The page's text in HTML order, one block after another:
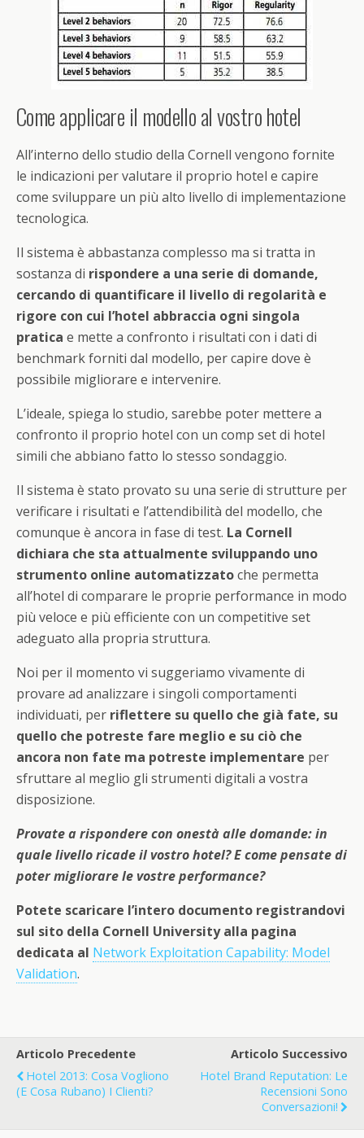
Come applicare il modello al vostro hotel
All’interno dello studio della Cornell vengono fornite
le indicazioni per valutare il proprio hotel e capire
come sviluppare un più alto livello di implementazione
tecnologica.
Il sistema è abbastanza complesso ma si tratta in
sostanza di rispondere a una serie di domande,
cercando di quantificare il livello di regolarità e
rigore con cui l’hotel abbraccia ogni singola
pratica e mette a confronto i risultati con i dati di
benchmark forniti dal modello, per capire dove è
possibile migliorare e intervenire.
L’ideale, spiega lo studio, sarebbe poter mettere a
confronto il proprio hotel con un comp set di hotel
simili che abbiano fatto lo stesso sondaggio.
Il sistema è stato provato su una serie di strutture per
verificare i risultati e l’attendibilità del modello, che
comunque è ancora in fase di test. La Cornell
dichiara che sta attualmente sviluppando uno
strumento online automatizzatoche permetta
all’hotel di comparare le proprie performance in modo
più veloce e più efficiente con un competitive set
adeguato alla propria struttura.
Noi per il momento vi suggeriamo vivamente di
provare ad analizzare i singoli comportamenti
individuati, per riflettere su quello che già fate, su
quello che potreste fare meglio e su ciò che
ancora non fate ma potreste implementare per
sfruttare al meglio gli strumenti digitali a vostra
disposizione.
Provate a rispondere con onestà alle domande: in
quale livello ricade il vostro hotel? E come pensate di
poter migliorare le vostre performance?
Potete scaricare l’intero documento registrandovi
sul sito della Cornell University alla pagina
dedicata al Network Exploitation Capability: Model
Validation.
Articolo Precedente
Hotel 2013: Cosa Vogliono
(e Cosa Rubano) I Clienti?
Articolo Successivo
Hotel Brand Reputation: Le
Recensioni Sono
Conversazioni!